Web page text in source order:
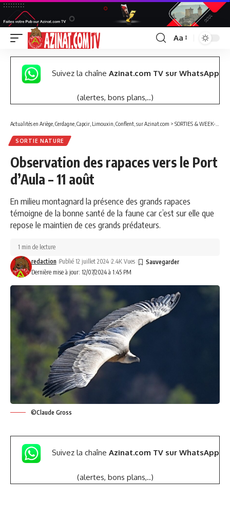
Font
Resizer
Aa
Suivez la chaîne Azinat.com TV sur WhatsApp
(alertes, bons plans,..)
Actualités en Ariège, Cerdagne, Capcir, Limouxin, Conflent, sur Azinat.com > SORTIES & WEEK-END
SORTIE NATURE
Observation des rapaces vers le Port
d’Aula – 11 août
En milieu montagnard la présence des grands rapaces
témoigne de la bonne santé de la faune car c’est sur elle que
repose le maintien de ces grands prédateurs.
Dernière mise à jour: 12/07/2024 à 1:45 PM
redaction Publié 12 juillet 2024 2.4K Vues
1 min de lecture
©Claude Gross
Suivez la chaîne Azinat.com TV sur WhatsApp
(alertes, bons plans,..)